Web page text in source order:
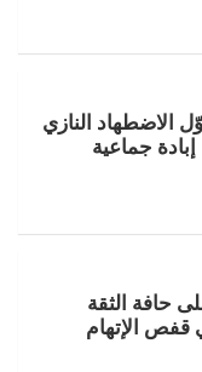
الاضطهاد النازي
جماعية
على حافة الثقة
قفص الإتهام